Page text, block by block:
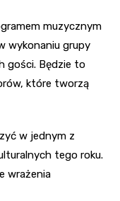
muzycznym
wykonaniu grupy
gości. Będzie to
które tworzą
w jednym z
tego roku.
wrażenia